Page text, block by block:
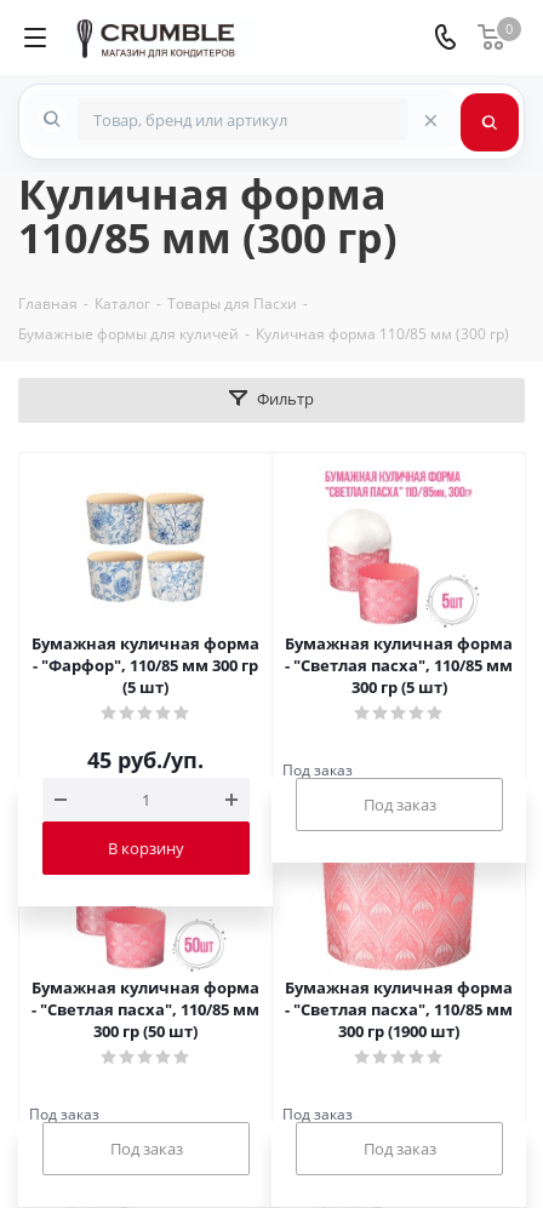
0
×
Куличная форма
110/85 мм (300 гр)
Главная - Каталог - Товары для Пасхи -
Бумажные формы для куличей - Куличная форма 110/85 мм (300 гр)
Фильтр
Бумажная куличная форма
- "Фарфор", 110/85 мм 300 гр
(5 шт)
45 руб./уп.
В корзину
Бумажная куличная форма
- "Светлая пасха", 110/85 мм
300 гр (5 шт)
Под заказ
Бумажная куличная форма
- "Светлая пасха", 110/85 мм
300 гр (50 шт)
Под заказ
Бумажная куличная форма
- "Светлая пасха", 110/85 мм
300 гр (1900 шт)
Под заказ